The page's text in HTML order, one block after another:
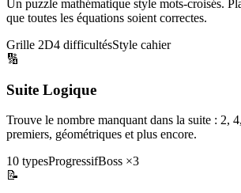
Un puzzle mathématique style mots-croisés.
que toutes les équations soient correctes.
Grille 2D4 difficultésStyle cahier
🔢
Suite Logique
Trouve le nombre manquant dans la suite : 2,
premiers, géométriques et plus encore.
10 typesProgressifBoss ×3
📝